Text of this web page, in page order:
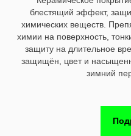
Жидкое стекло это
гидрофобный эффект,
химических веществ.
химии на поверхность,
защиту на длительное